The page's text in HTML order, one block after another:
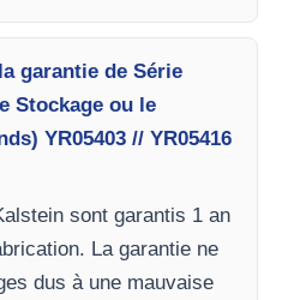
garantie de Série
Stockage ou le
YR05403 // YR05416
sont garantis 1 an
La garantie ne
dus à une mauvaise